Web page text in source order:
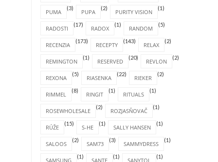
PUMA
(3)
PUPA
(2)
PURITY VISION
(1)
RADOSTI
(17)
RADOX
(1)
RANDOM
(5)
RECENZIA
(173)
RECEPTY
(143)
RELAX
(2)
REMINGTON
(1)
RESERVED
(20)
REVLON
(2)
REXONA
(5)
RIASENKA
(22)
RIEKER
(2)
RIMMEL
(8)
RINGIT
(1)
RITUALS
(1)
ROSEWHOLESALE
(2)
ROZJASŇOVAČ
(1)
RÚŽE
(15)
S-HE
(1)
SALLY HANSEN
(1)
SALOOS
(2)
SAM73
(3)
SAMMYDRESS
(1)
SAMSUNG
(1)
SANTE
(1)
SANYTOL
(1)